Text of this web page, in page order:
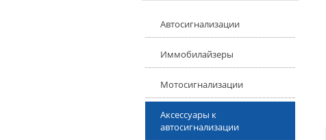
Автосигнализации
Иммобилайзеры
Мотосигнализации
Аксесcуары к
автосигнализации